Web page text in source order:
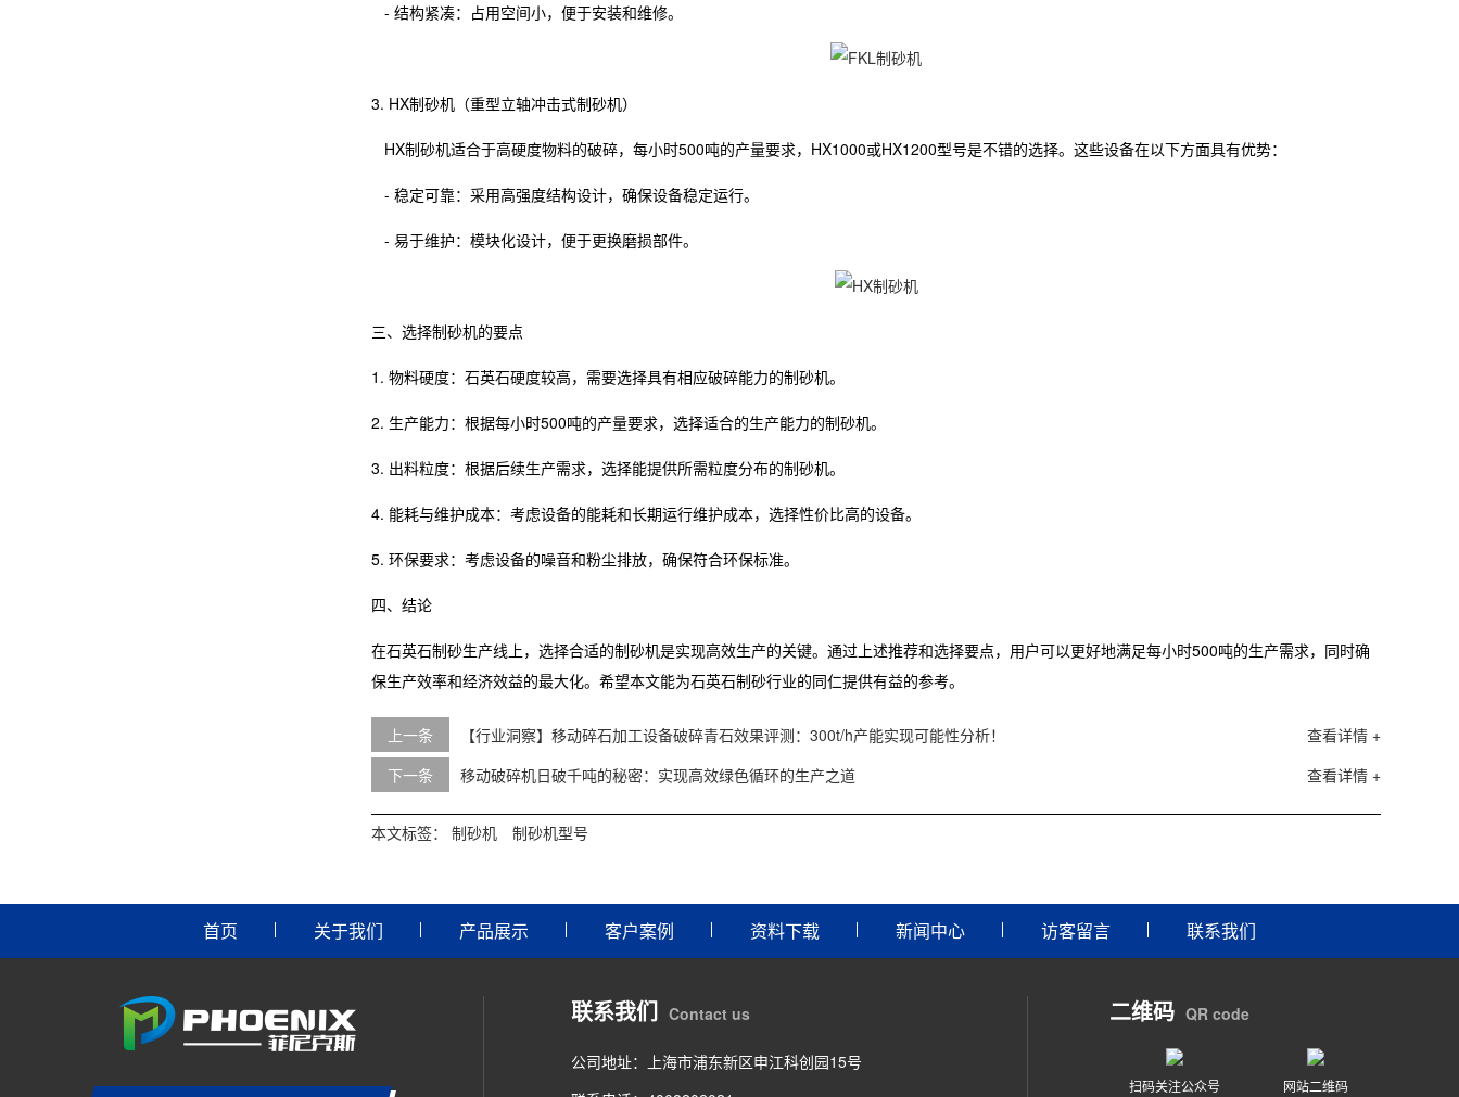
- 结构紧凑：占用空间小，便于安装和维修。
3. HX制砂机（重型立轴冲击式制砂机）
HX制砂机适合于高硬度物料的破碎，每小时500吨的产量要求，HX1000或HX1200型号是不错的选择。这些设备在以下方面具有优势：
- 稳定可靠：采用高强度结构设计，确保设备稳定运行。
- 易于维护：模块化设计，便于更换磨损部件。
三、选择制砂机的要点
1. 物料硬度：石英石硬度较高，需要选择具有相应破碎能力的制砂机。
2. 生产能力：根据每小时500吨的产量要求，选择适合的生产能力的制砂机。
3. 出料粒度：根据后续生产需求，选择能提供所需粒度分布的制砂机。
4. 能耗与维护成本：考虑设备的能耗和长期运行维护成本，选择性价比高的设备。
5. 环保要求：考虑设备的噪音和粉尘排放，确保符合环保标准。
四、结论
在石英石制砂生产线上，选择合适的制砂机是实现高效生产的关键。通过上述推荐和选择要点，用户可以更好地满足每小时500吨的生产需求，同时确
保生产效率和经济效益的最大化。希望本文能为石英石制砂行业的同仁提供有益的参考。
上一条 查看详情 +
【行业洞察】移动碎石加工设备破碎青石效果评测：300t/h产能实现可能性分析！
下一条
查看详情 +
移动破碎机日破千吨的秘密：实现高效绿色循环的生产之道
本文标签： 制砂机 制砂机型号
首页 关于我们 产品展示 客户案例 资料下载 新闻中心 访客留言 联系我们
联系我们 Contact us
公司地址：上海市浦东新区申江科创园15号
二维码 QR code
扫码关注公众号 网站二维码